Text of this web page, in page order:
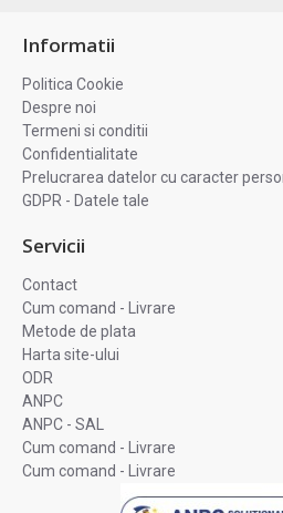
Informatii
Politica Cookie
Despre noi
Termeni si conditii
Confidentialitate
Prelucrarea datelor cu caracter
GDPR - Datele tale
Servicii
Contact
Cum comand - Livrare
Metode de plata
Harta site-ului
ODR
ANPC
ANPC - SAL
Cum comand - Livrare
Cum comand - Livrare